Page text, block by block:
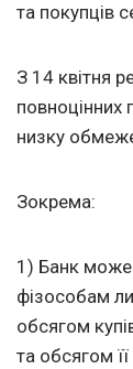
та покупців
З 14 квітня
повноцінних
низку
Зокрема:
1) Банк може
фізособам
обсягом
та обсягом